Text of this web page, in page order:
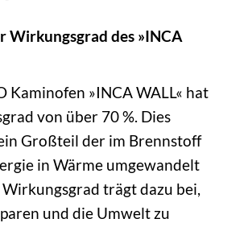
Wirkungsgrad des »INCA
Kaminofen »INCA WALL« hat
von über 70 %. Dies
Großteil der im Brennstoff
in Wärme umgewandelt
trägt dazu bei,
und die Umwelt zu